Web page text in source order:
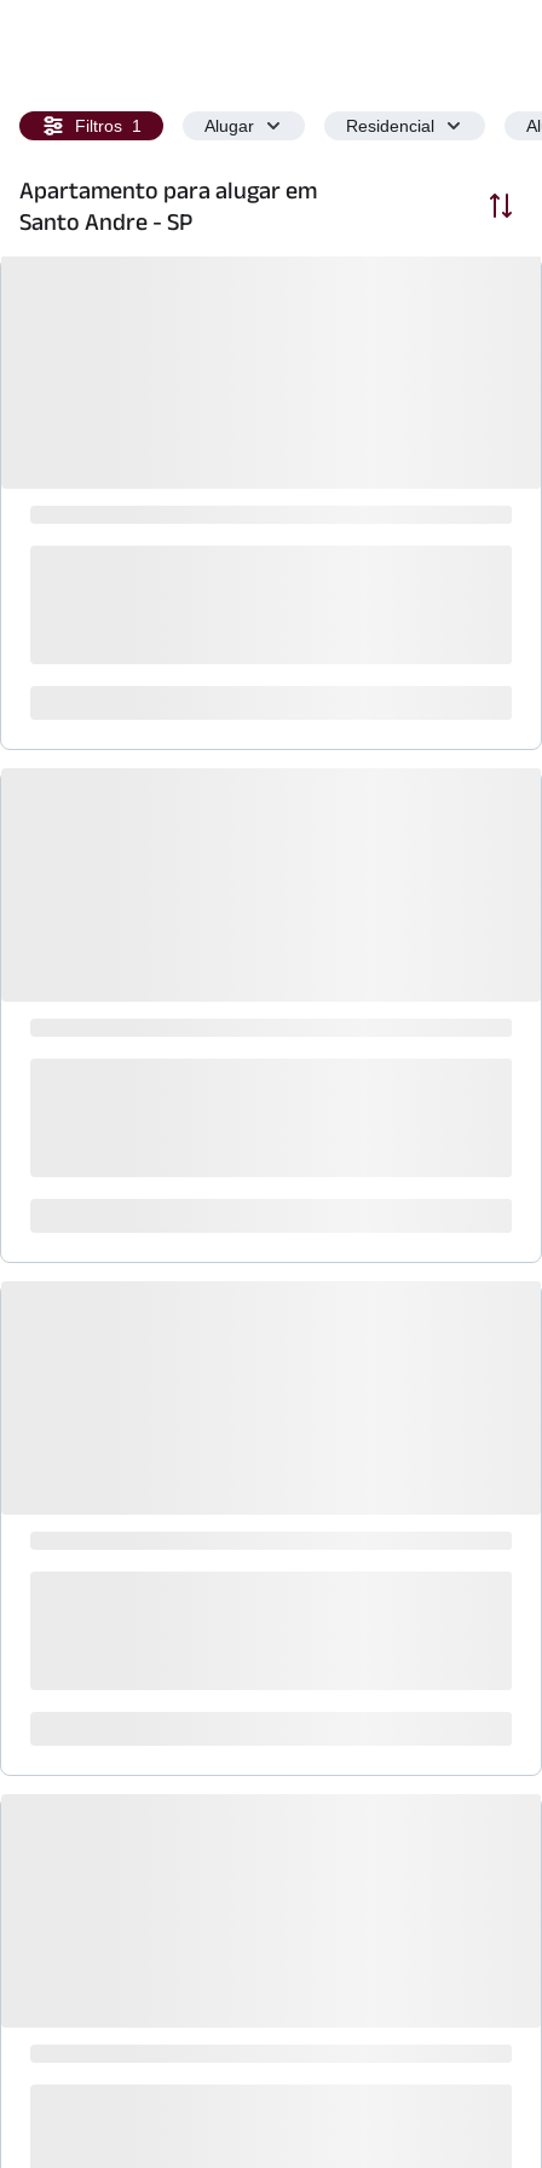
Filtros 1 Alugar Residencial
Apartamento para alugar em
Santo Andre - SP
Ordenar